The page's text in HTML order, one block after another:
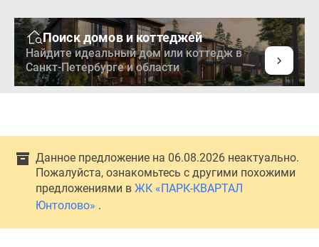
Поиск домов и коттеджей
Найдите идеальный дом или коттедж в
Санкт-Петербурге и области
Данное предложение на 06.08.2026 неактуально.
Пожалуйста, ознакомьтесь с другими похожими
предложениями в ЖК «ПАРК-КВАРТАЛ
Юнтолово» .